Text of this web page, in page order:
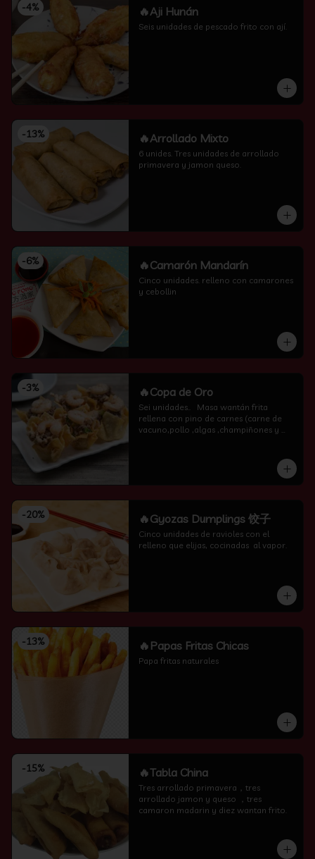
-4% 🔥Aji Hunán
Seis unidades de pescado frito con ají.
-13% 🔥Arrollado Mixto
6 unides. Tres unidades de arrollado
primavera y jamon queso.
-6% 🔥Camarón Mandarín
Cinco unidades. relleno con camarones
y cebollin
-3% 🔥Copa de Oro
Sei unidades..   Masa wantán frita
rellena con pino de carnes (carne de
vacuno,pollo ,algas ,champiñones y
-20% 🔥Gyozas Dumplings 饺子
Cinco unidades de ravioles con el
relleno que elijas, cocinadas  al vapor.
-13% 🔥Papas Fritas Chicas
Papa fritas naturales
-15% 🔥Tabla China
Tres arrollado primavera，tres
arrollado jamon y queso ，tres
camaron madarin y diez wantan frito.